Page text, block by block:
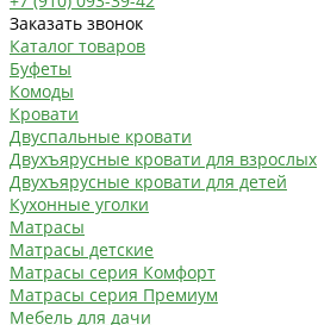
Заказать звонок
Каталог товаров
Буфеты
Комоды
Кровати
Двуспальные кровати
Двухъярусные кровати для взрослых
Двухъярусные кровати для детей
Кухонные уголки
Матрасы
Матрасы детские
Матрасы серия Комфорт
Матрасы серия Премиум
Мебель для дачи